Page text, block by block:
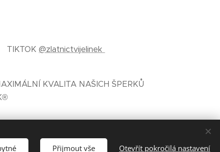
TIKTOK@zlatnictvijelinek
KVALITA NAŠICH ŠPERKŮ
Přijmout vše Otevřít pokročilá nastavení